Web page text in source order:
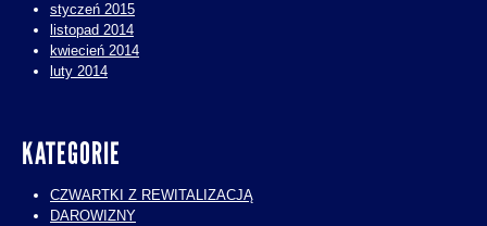
styczeń 2015
listopad 2014
kwiecień 2014
luty 2014
KATEGORIE
CZWARTKI Z REWITALIZACJĄ
DAROWIZNY